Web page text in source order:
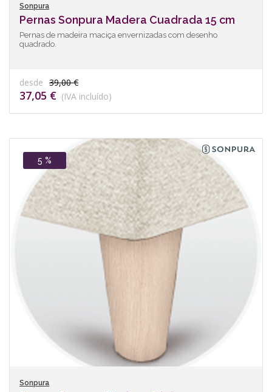
Sonpura
Pernas Sonpura Madera Cuadrada 15 cm
Pernas de madeira maciça envernizadas com desenho
quadrado.
desde 39,00 €
37,05 € (IVA incluído)
5 %
Sonpura